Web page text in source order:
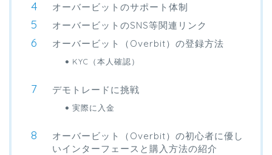
オーバービットのサポート体制
オーバービットのSNS等関連リンク
オーバービット（Overbit）の登録方法
KYC（本人確認）
デモトレードに挑戦
実際に入金
オーバービット（Overbit）の初心者に優し
いインターフェースと購入方法の紹介